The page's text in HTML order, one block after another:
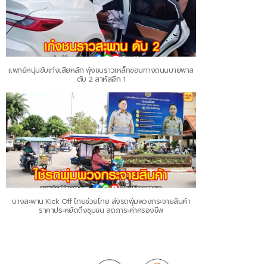
แพทย์หนุ่มขับเก๋งเสียหลัก พุ่งชนราวเหล็กขอบทางถนนบายพาส
ดับ 2 สาหัสอีก 1
บางสะพาน Kick Off ไทยช่วยไทย ส่งรถพุ่มพวงกระจายสินค้า
ราคาประหยัดถึงชุมชน ลดภาระค่าครองชีพ